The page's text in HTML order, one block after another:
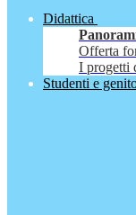
Didattica
Offerta
I progetti
Studenti e